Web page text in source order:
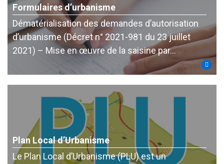
Formulaires d’urbanisme
Dématérialisation des demandes d’autorisation
d’urbanisme (Décret n° 2021-981 du 23 juillet
2021) – Mise en œuvre de la saisine par…
Plan Local d’Urbanisme
Le Plan Local d’Urbanisme (PLU) est un